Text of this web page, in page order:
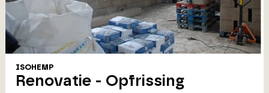
ISOHEMP
Renovatie - Opfrissing